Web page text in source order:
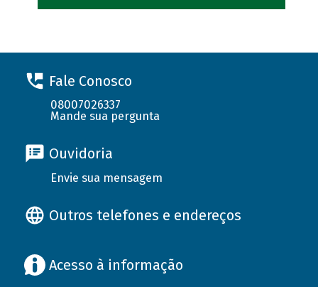
Fale Conosco
08007026337
Mande sua pergunta
Ouvidoria
Envie sua mensagem
Outros telefones e endereços
Acesso à informação